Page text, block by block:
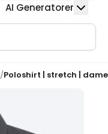
AI Generatorer
/Poloshirt | stretch | dame